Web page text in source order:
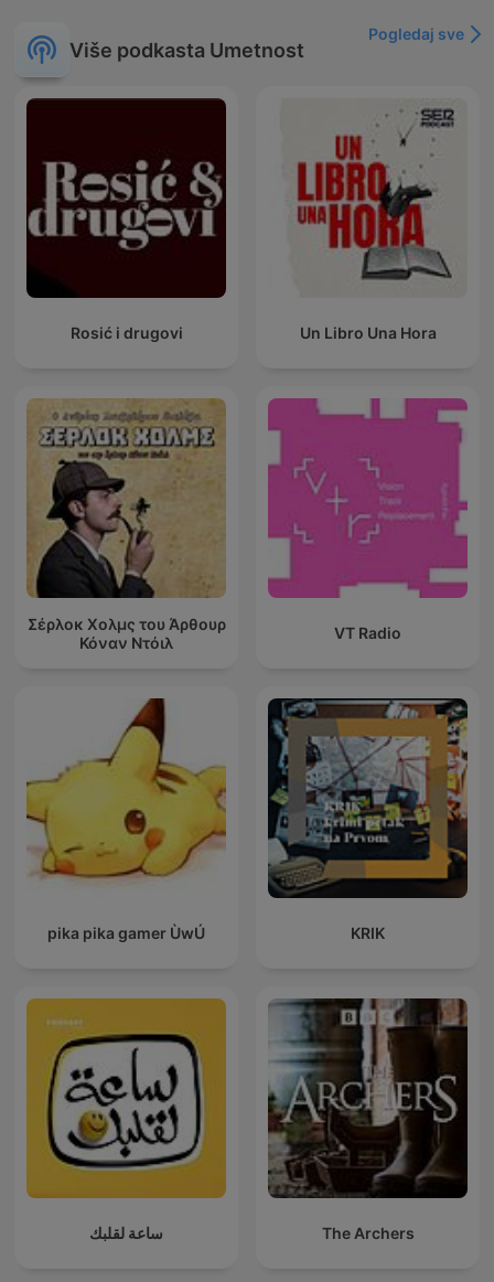
Više podkasta Umetnost
Pogledaj sve
Rosić i drugovi Un Libro Una Hora
Σέρλοκ Χολμς του Άρθουρ
Κόναν Ντόιλ
VT Radio
pika pika gamer ÙwÚ KRIK
ساعة لقلبك The Archers